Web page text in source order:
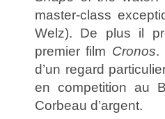
master-class
Welz). De plus il
premier film Cronos.
d’un regard
en competition au
Corbeau d’argent.